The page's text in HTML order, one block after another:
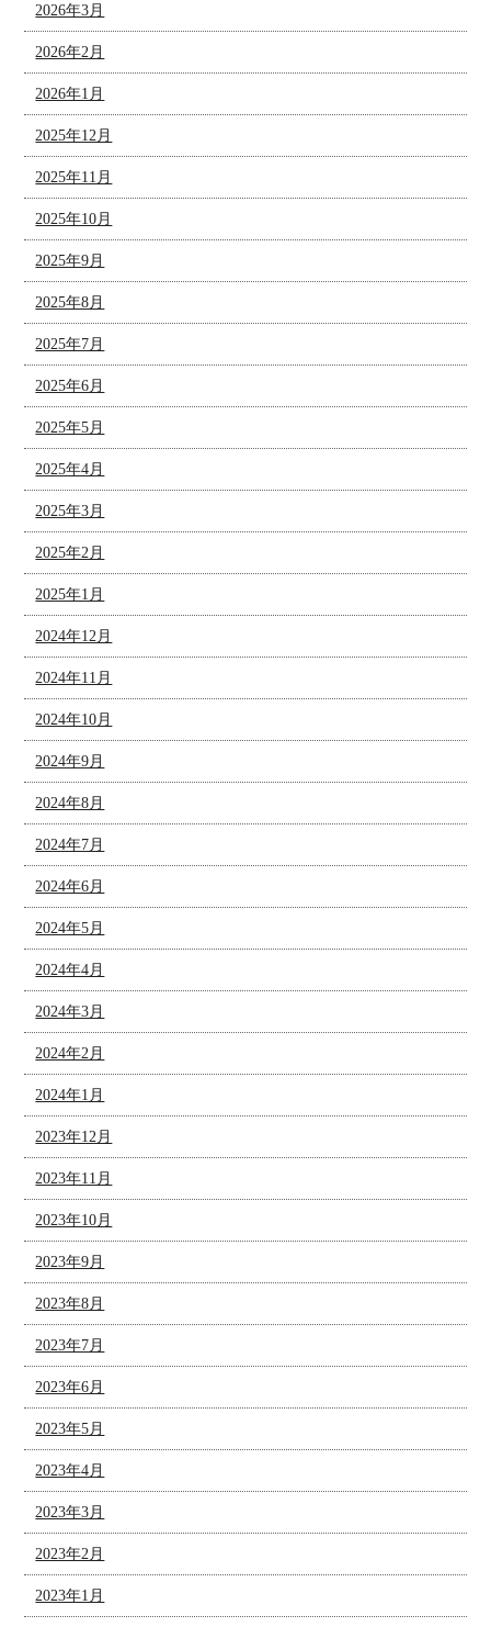
2026年3月
2026年2月
2026年1月
2025年12月
2025年11月
2025年10月
2025年9月
2025年8月
2025年7月
2025年6月
2025年5月
2025年4月
2025年3月
2025年2月
2025年1月
2024年12月
2024年11月
2024年10月
2024年9月
2024年8月
2024年7月
2024年6月
2024年5月
2024年4月
2024年3月
2024年2月
2024年1月
2023年12月
2023年11月
2023年10月
2023年9月
2023年8月
2023年7月
2023年6月
2023年5月
2023年4月
2023年3月
2023年2月
2023年1月